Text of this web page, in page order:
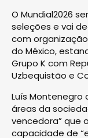
O Mundial2026
seleções e vai
com
do México,
Grupo K com
Uzbequistão e
Luís
áreas da
vencedora” que
capacidade de